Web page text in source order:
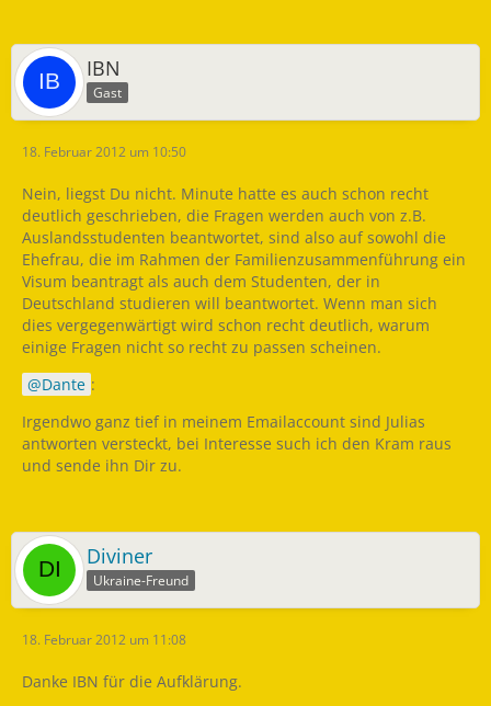
IBN
Gast
18. Februar 2012 um 10:50
Nein, liegst Du nicht. Minute hatte es auch schon recht
deutlich geschrieben, die Fragen werden auch von z.B.
Auslandsstudenten beantwortet, sind also auf sowohl die
Ehefrau, die im Rahmen der Familienzusammenführung ein
Visum beantragt als auch dem Studenten, der in
Deutschland studieren will beantwortet. Wenn man sich
dies vergegenwärtigt wird schon recht deutlich, warum
einige Fragen nicht so recht zu passen scheinen.
Dante :
Irgendwo ganz tief in meinem Emailaccount sind Julias
antworten versteckt, bei Interesse such ich den Kram raus
und sende ihn Dir zu.
Diviner
Ukraine-Freund
18. Februar 2012 um 11:08
Danke IBN für die Aufklärung.